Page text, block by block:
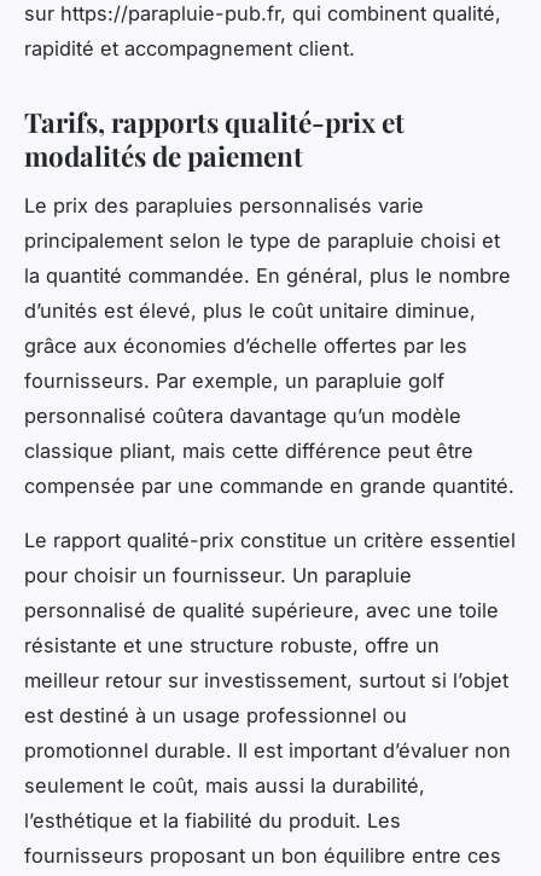
sur https://parapluie-pub.fr, qui combinent qualité,
rapidité et accompagnement client.
Tarifs, rapports qualité-prix et
modalités de paiement
Le prix des parapluies personnalisés varie
principalement selon le type de parapluie choisi et
la quantité commandée. En général, plus le nombre
d’unités est élevé, plus le coût unitaire diminue,
grâce aux économies d’échelle offertes par les
fournisseurs. Par exemple, un parapluie golf
personnalisé coûtera davantage qu’un modèle
classique pliant, mais cette différence peut être
compensée par une commande en grande quantité.
Le rapport qualité-prix constitue un critère essentiel
pour choisir un fournisseur. Un parapluie
personnalisé de qualité supérieure, avec une toile
résistante et une structure robuste, offre un
meilleur retour sur investissement, surtout si l’objet
est destiné à un usage professionnel ou
promotionnel durable. Il est important d’évaluer non
seulement le coût, mais aussi la durabilité,
l’esthétique et la fiabilité du produit. Les
fournisseurs proposant un bon équilibre entre ces